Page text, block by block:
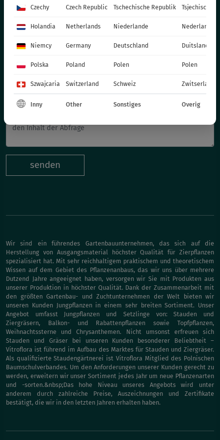
Schreib uns
Vorname und Nachname
Ihre E-Mail-Adresse
senden
Wir sind ein führendes Gartenbauunternehmen, das sich auf die
Herstellung von Ausgangsmaterial höchster Qualität für Zierpflanzen
spezialisiert hat. Mit sehr reichhaltigem praktischem und theoretischem
Wissen auf dem Gebiet des Pflanzenanbaus, das wir uns über mehrere
Dutzend Jahre angeeignet haben, versorgen wir Sie mit Produkten aus
unserer Produktion in höchster Qualität. Dank der Zusammenarbeit mit
den größten Gartenbau- und Zuchtunternehmen der Welt bieten wir
unseren Kunden Jungpflanzen in einem sehr breiten Sortiment. Unser
Angebot umfasst Jungpflanzen und Setzlinge von: Stauden und
Ziergräsern, Balkon- und Rabattenpflanzen sowie Topfpflanzen,
Weihnachtssterne und Chrysanthemen. Nicht umsonst erfreuen sich
Stauden und Gräser bei unseren Kunden besonderer Beliebtheit –
Vitroflora ist führend im Aufbau des Marktes für Stauden und Ziergräser.
Als qualifizierte Staudengärtnerei ist Vitroflora Mitglied des Polnischen
Baumschulverbandes. Um den Anforderungen unserer Kunden gerecht zu
werden, erweitern wir unser Sortiment jedes Jahr um neue Pflanzenarten
und -sorten.&nbsp;Das hohe Niveau unseres Angebots wird unter
anderem durch zahlreiche Preise, Auszeichnungen und Zertifikate
bestätigt, die wir in den letzten Jahren erhalten haben.
Czechy Czech Republic Tschechische Republik Tsjechische
Holandia Netherlands Niederlande Nederland
Niemcy Germany Deutschland Duitsland
Polska Poland Polen Polen
Szwajcaria Switzerland Schweiz Zwitserland
Inny Other Sonstiges Overig